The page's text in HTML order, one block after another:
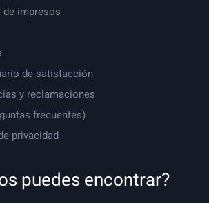
impresos
de satisfacción
y reclamaciones
frecuentes)
privacidad
puedes encontrar?